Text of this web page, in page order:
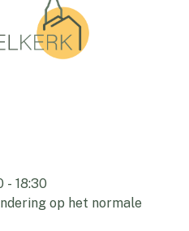
- 18:30
op het normale